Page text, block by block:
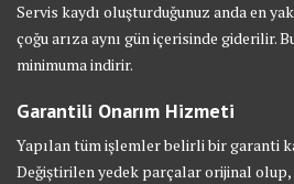
Servis kaydı oluşturduğunuz anda en
çoğu arıza aynı gün içerisinde giderilir.
minimuma indirir.
Garantili Onarım Hizmeti
Yapılan tüm işlemler belirli bir garanti
Değiştirilen yedek parçalar orijinal